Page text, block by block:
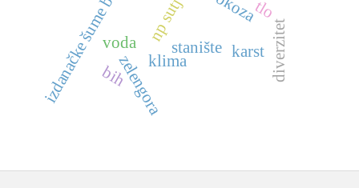
stanište
zelengora
karst
tlo
voda
klima
izdanačke šume bukve diverzitet
bih